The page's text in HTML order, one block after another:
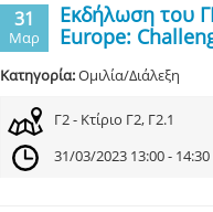
31
Μαρ
Εκδήλωση του
Europe:
Κατηγορία:Ομιλία/Διάλεξη
Γ2 - Κτίριο Γ2, Γ2.1
31/03/2023 13:00 - 14:30